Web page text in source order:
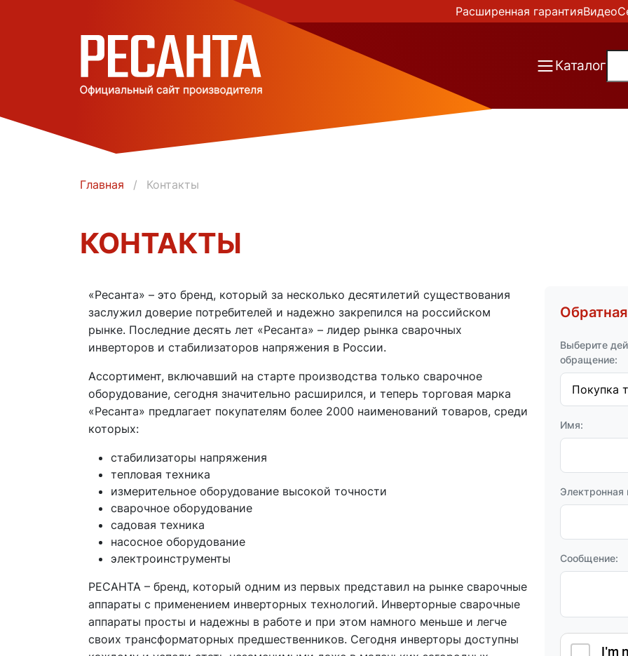
Расширенная гарантияВидео
Каталог
Главная Контакты
КОНТАКТЫ
«Ресанта» – это бренд, который за несколько десятилетий существования
заслужил доверие потребителей и надежно закрепился на российском
рынке. Последние десять лет «Ресанта» – лидер рынка сварочных
инверторов и стабилизаторов напряжения в России.
Ассортимент, включавший на старте производства только сварочное
оборудование, сегодня значительно расширился, и теперь торговая марка
«Ресанта» предлагает покупателям более 2000 наименований товаров, среди
которых:
стабилизаторы напряжения
тепловая техника
измерительное оборудование высокой точности
сварочное оборудование
садовая техника
насосное оборудование
электроинструменты
РЕСАНТА – бренд, который одним из первых представил на рынке сварочные
аппараты с применением инверторных технологий. Инверторные сварочные
аппараты просты и надежны в работе и при этом намного меньше и легче
своих трансформаторных предшественников. Сегодня инверторы доступны
Выберите
обращение:
Имя:
Электронная
Сообщение: